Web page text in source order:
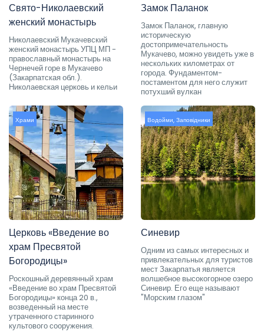
Свято-Николаевский
женский монастырь
Николаевский Мукачевский
женский монастырь УПЦ МП -
православный монастырь на
Чернечей горе в Мукачево
(Закарпатская обл.).
Николаевская церковь и кельи
Замок Паланок
Замок Паланок, главную
историческую
достопримечательность
Мукачево, можно увидеть уже в
нескольких километрах от
города. Фундаментом-
постаментом для него служит
потухший вулкан
Храми
Церковь «Введение во
храм Пресвятой
Богородицы»
Роскошный деревянный храм
«Введение во храм Пресвятой
Богородицы» конца 20 в.,
возведенный на месте
утраченного старинного
культового сооружения.
Водойми, Заповідники
Синевир
Одним из самых интересных и
привлекательных для туристов
мест Закарпатья является
волшебное высокогорное озеро
Синевир. Его еще называют
"Морским глазом"